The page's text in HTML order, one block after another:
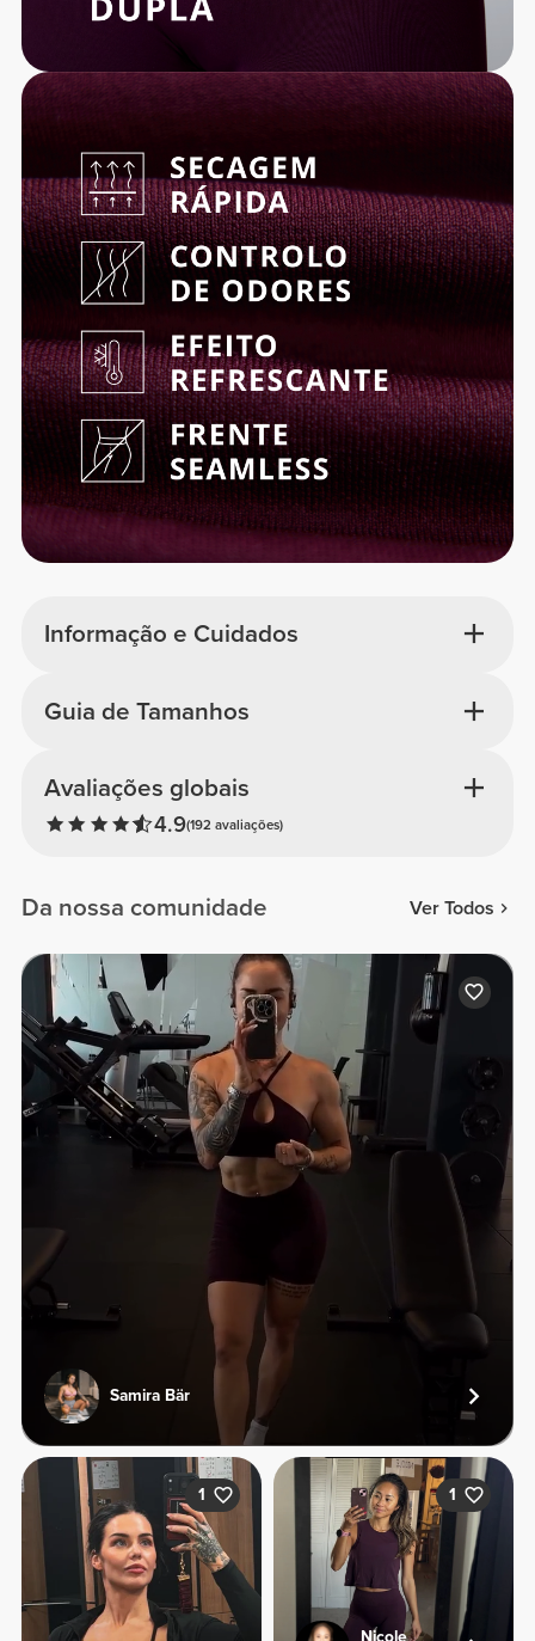
Informação e Cuidados
Avaliações globais
4.9(192 avaliações)
Guia de Tamanhos
Da nossa comunidade Ver Todos
Samira Bär
1 1